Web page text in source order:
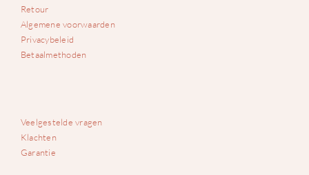
Retour
Algemene voorwaarden
Privacybeleid
Betaalmethoden
Veelgestelde vragen
Klachten
Garantie